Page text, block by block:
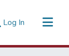
Log In (current)